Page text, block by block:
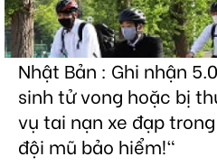
Nhật Bản : Ghi nhận
sinh tử vong hoặc bị
vụ tai nạn xe đạp
đội mũ bảo hiểm!"